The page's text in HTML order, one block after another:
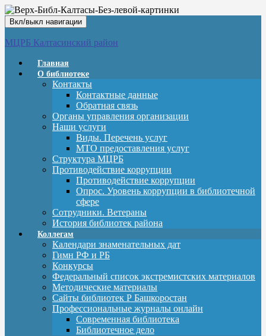
Вкл/выкл навигации
МЦРБ Калтасинский район
Главная
О библиотеке
Контакты
Контактные данные
Обратная связь
Органы управления организации
Наши услуги
Виды. Перечень услуг
МТО предоставления услуг
Структура МЦРБ
Противодействие коррупции
Противодействие коррупции
Опрос. Уровень коррупции в библиотечной
сфере
Сотрудники. Ветераны
История библиотек района
Коллегам
Календари знаменательных дат
Гимн РФ и РБ
Конкурсы
Федеральный список экстремистских материалов
Методические материалы
Сайты библиотек Р Башкоростан
Профессиональные журналы онлайн
Современная библиотека
Библиотечное дело